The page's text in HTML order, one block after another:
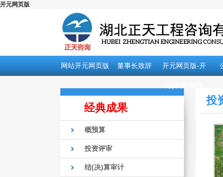
开元网页版
网站开元网页版 董事长致辞 开元网页版-开
经典成果
概预算
投资评审
结(决)算审计
投